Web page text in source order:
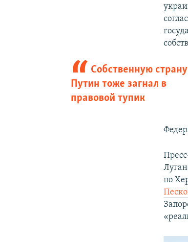
Собственную страну
Путин тоже загнал в
правовой тупик
по